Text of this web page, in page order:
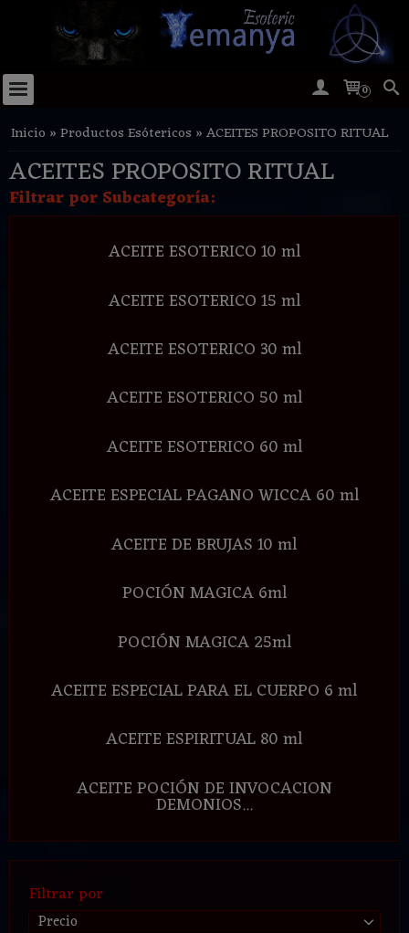
0
Inicio »Productos Esótericos »ACEITES PROPOSITO RITUAL
ACEITES PROPOSITO RITUAL
Filtrar por Subcategoría:
ACEITE ESOTERICO 10 ml
ACEITE ESOTERICO 15 ml
ACEITE ESOTERICO 30 ml
ACEITE ESOTERICO 50 ml
ACEITE ESOTERICO 60 ml
ACEITE ESPECIAL PAGANO WICCA 60 ml
ACEITE DE BRUJAS 10 ml
POCIÓN MAGICA 6ml
POCIÓN MAGICA 25ml
ACEITE ESPECIAL PARA EL CUERPO 6 ml
ACEITE ESPIRITUAL 80 ml
ACEITE POCIÓN DE INVOCACION
DEMONIOS...
Filtrar por
Precio